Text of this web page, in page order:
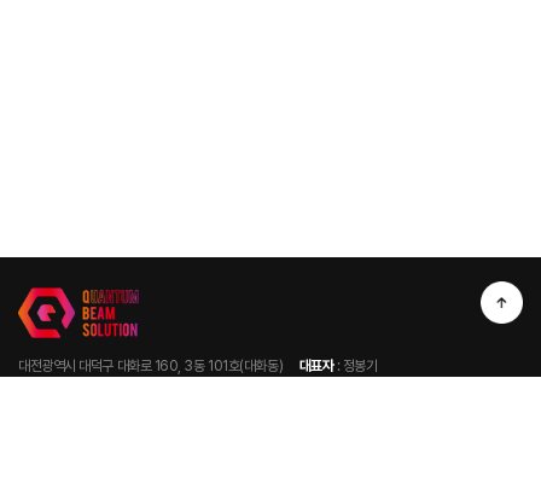
대전광역시 대덕구 대화로 160, 3동 101호(대화동) 대표자: 정봉기